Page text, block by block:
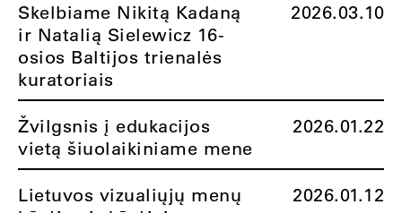
Skelbiame Nikitą Kadaną
ir Natalią Sielewicz 16-
osios Baltijos trienalės
kuratoriais
2026.03.10
Žvilgsnis į edukacijos
vietą šiuolaikiniame mene
2026.01.22
Lietuvos vizualiųjų menų
2026.01.12